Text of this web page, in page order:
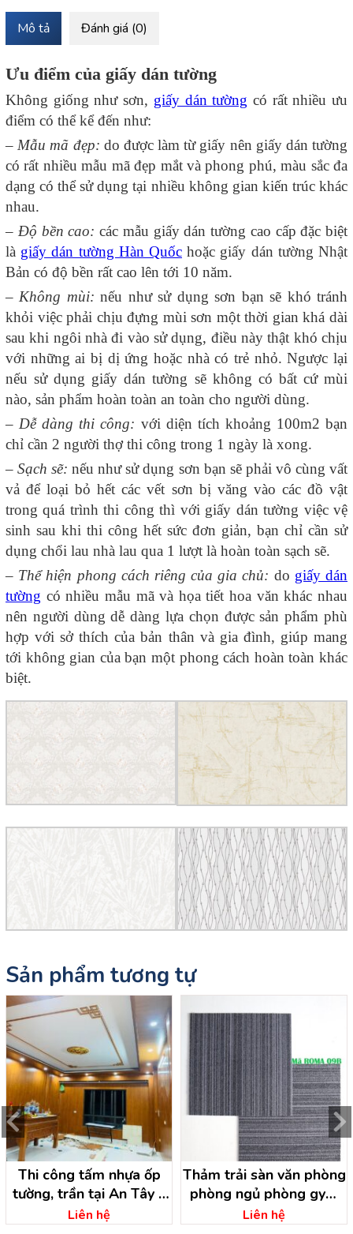
Mô tả Đánh giá (0)
Ưu điểm của giấy dán tường
Không giống như sơn, giấy dán tường có rất nhiều ưu
điểm có thể kể đến như:
– Mẫu mã đẹp: do được làm từ giấy nên giấy dán tường
có rất nhiều mẫu mã đẹp mắt và phong phú, màu sắc đa
dạng có thể sử dụng tại nhiều không gian kiến trúc khác
nhau.
– Độ bền cao: các mẫu giấy dán tường cao cấp đặc biệt
là giấy dán tường Hàn Quốc hoặc giấy dán tường Nhật
Bản có độ bền rất cao lên tới 10 năm.
– Không mùi: nếu như sử dụng sơn bạn sẽ khó tránh
khỏi việc phải chịu đựng mùi sơn một thời gian khá dài
sau khi ngôi nhà đi vào sử dụng, điều này thật khó chịu
với những ai bị dị ứng hoặc nhà có trẻ nhỏ. Ngược lại
nếu sử dụng giấy dán tường sẽ không có bất cứ mùi
nào, sản phẩm hoàn toàn an toàn cho người dùng.
– Dễ dàng thi công: với diện tích khoảng 100m2 bạn
chỉ cần 2 người thợ thi công trong 1 ngày là xong.
–Sạch sẽ: nếu như sử dụng sơn bạn sẽ phải vô cùng vất
vả để loại bỏ hết các vết sơn bị văng vào các đồ vật
trong quá trình thi công thì với giấy dán tường việc vệ
sinh sau khi thi công hết sức đơn giản, bạn chỉ cần sử
dụng chổi lau nhà lau qua 1 lượt là hoàn toàn sạch sẽ.
– Thể hiện phong cách riêng của gia chủ: do giấy dán
tường có nhiều mẫu mã và họa tiết hoa văn khác nhau
nên người dùng dễ dàng lựa chọn được sản phẩm phù
hợp với sở thích của bản thân và gia đình, giúp mang
tới không gian của bạn một phong cách hoàn toàn khác
biệt.
Sản phẩm tương tự
Thi công tấm nhựa ốp
tường, trần tại An Tây –
Bến Cát – Bình Dương
Liên hệ
Thảm trải sàn văn phòng
phòng ngủ phòng gym
tại Bến Cát – Bình Dương
Liên hệ